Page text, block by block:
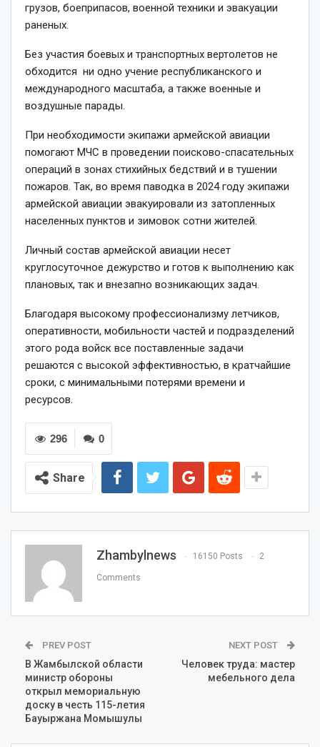
грузов, боеприпасов, военной техники и эвакуации
раненых.
Без участия боевых и транспортных вертолетов не
обходится ни одно учение республиканского и
международного масштаба, а также военные и
воздушные парады.
При необходимости экипажи армейской авиации
помогают МЧС в проведении поисково-спасательных
операций в зонах стихийных бедствий и в тушении
пожаров. Так, во время паводка в 2024 году экипажи
армейской авиации эвакуировали из затопленных
населенных пунктов и зимовок сотни жителей.
Личный состав армейской авиации несет
круглосуточное дежурство и готов к выполнению как
плановых, так и внезапно возникающих задач.
Благодаря высокому профессионализму летчиков,
оперативности, мобильности частей и подразделений
этого рода войск все поставленные задачи
решаются с высокой эффективностью, в кратчайшие
сроки, с минимальными потерями времени и
ресурсов.
0
296
Share
Zhambylnews 16150 Posts 2
Comments
PREV POST
В Жамбылской области
министр обороны
открыл мемориальную
доску в честь 115-летия
Бауыржана Момышулы
NEXT POST
Человек труда: мастер
мебельного дела